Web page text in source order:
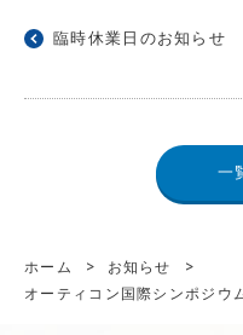
臨時休業日のお知らせ
一
ホーム > お知らせ
>
オーティコン国際シンポジウ